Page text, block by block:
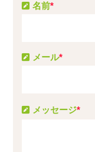
メッセージ*
名前*
メール*